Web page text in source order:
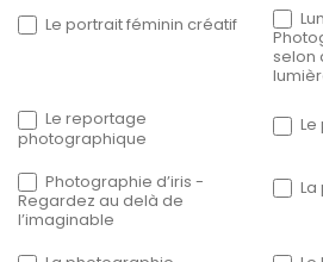
Le portrait féminin créatif
selon
Le reportage
photographique
Photographie d’iris -
Regardez au delà de
l’imaginable